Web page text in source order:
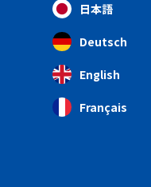
日本語
Deutsch
English
Français